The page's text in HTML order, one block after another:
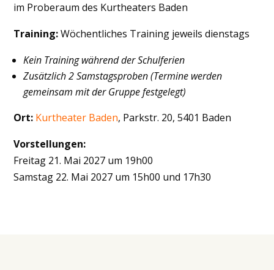
im Proberaum des Kurtheaters Baden
Training:Wöchentliches Training jeweils dienstags
Kein Training während der Schulferien
Zusätzlich 2 Samstagsproben (Termine werden
gemeinsam mit der Gruppe festgelegt)
Ort: Kurtheater Baden, Parkstr. 20, 5401 Baden
Vorstellungen:
Freitag 21. Mai 2027 um 19h00
Samstag 22. Mai 2027 um 15h00 und 17h30